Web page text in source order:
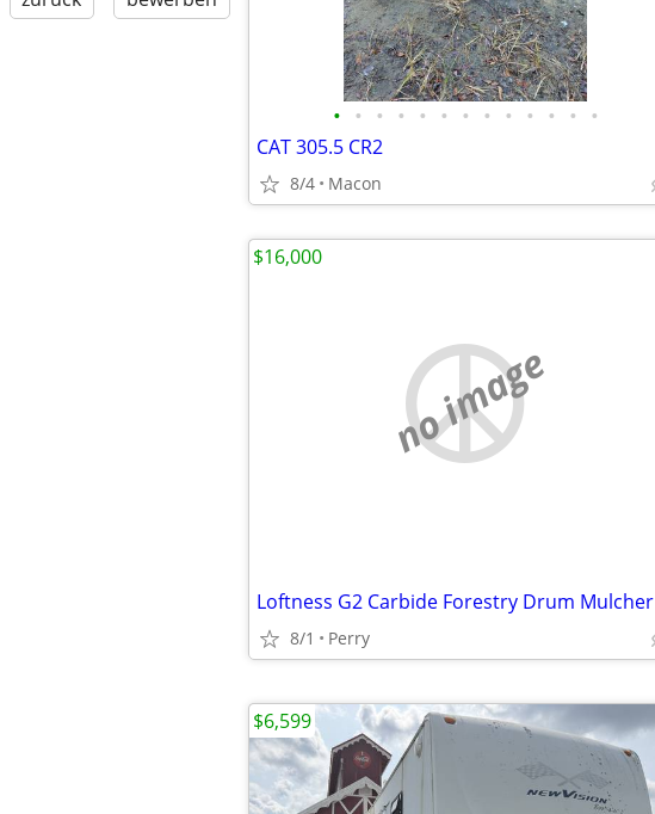
• • • • • • • • • • • • •
CAT 305.5 CR2
8/4 Macon
no image
Loftness G2 Carbide Forestry Drum Mulcher
8/1 Perry
$16,000
$6,599